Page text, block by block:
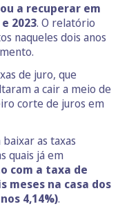
a recuperar em
2023. O relatório
naqueles dois anos
de juro, que
a cair a meio de
corte de juros em
as taxas
quais já em
com a taxa de
meses na casa dos
4,14%).